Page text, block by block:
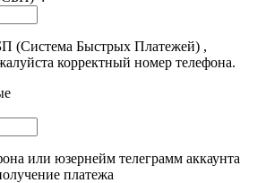
(Система Быстрых Платежей) ,
корректный номер телефона.
или юзернейм телеграмм аккаунта
платежа